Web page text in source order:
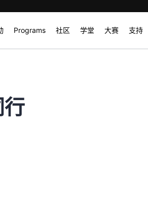
Programs 社区 学堂 大赛 支持